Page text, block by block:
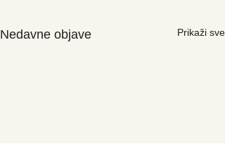
Nedavne objave Prikaži sve